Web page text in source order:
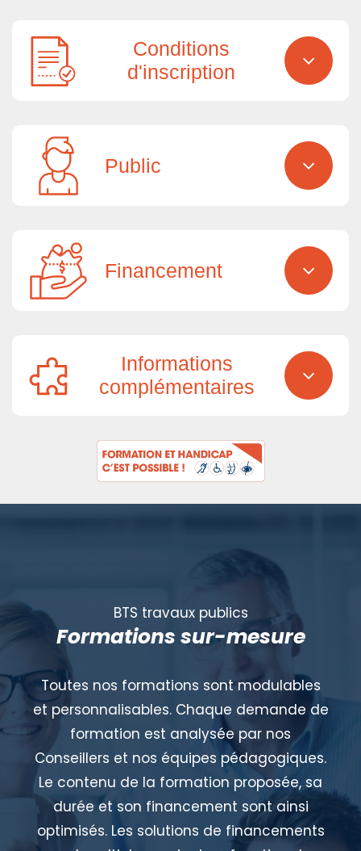
Conditions
d'inscription
Public
Financement
Informations
complémentaires
BTS travaux publics
Formations sur-mesure
Toutes nos formations sont modulables
et personnalisables. Chaque demande de
formation est analysée par nos
Conseillers et nos équipes pédagogiques.
Le contenu de la formation proposée, sa
durée et son financement sont ainsi
optimisés. Les solutions de financements